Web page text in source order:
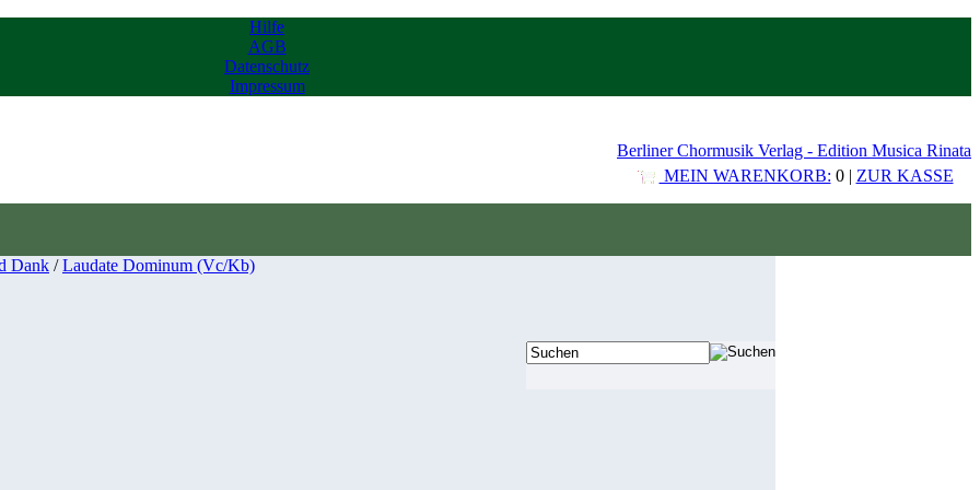
Hilfe
AGB
Datenschutz
Impressum
Berliner Chormusik Verlag - Edition Musica Rinata
MEIN WARENKORB: 0 | ZUR KASSE
Dank /Laudate Dominum (Vc/Kb)